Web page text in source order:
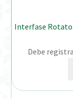
Interfase
Debe